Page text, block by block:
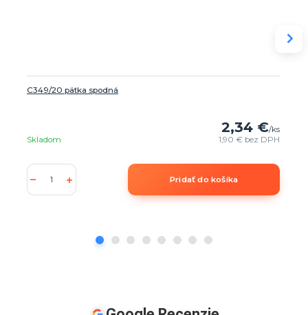
C349/20 pätka spodná
2,34 €/ks
1,90 € bez DPH
Skladom
Pridať do košíka